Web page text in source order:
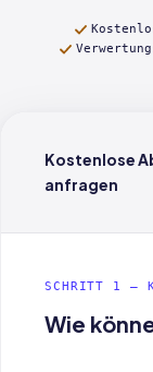
Kostenlose
anfragen
SCHRITT 1 —
Wie